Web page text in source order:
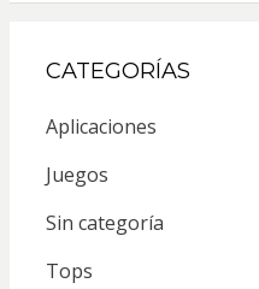
CATEGORÍAS
Aplicaciones
Juegos
Sin categoría
Tops